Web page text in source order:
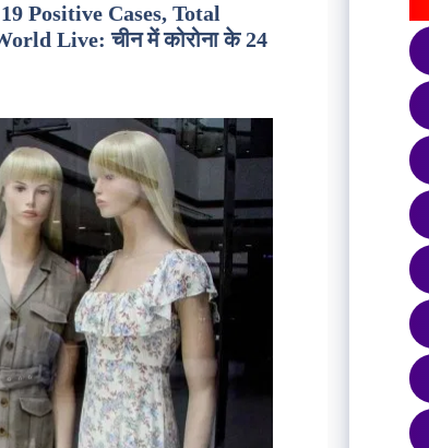
Positive Cases, Total
Live: चीन में कोरोना के 24